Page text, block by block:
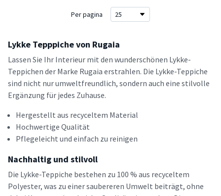
Per pagina
Lykke Tepppiche von Rugaia
Lassen Sie Ihr Interieur mit den wunderschönen Lykke-
Teppichen der Marke Rugaia erstrahlen. Die Lykke-Teppiche
sind nicht nur umweltfreundlich, sondern auch eine stilvolle
Ergänzung für jedes Zuhause.
Hergestellt aus recyceltem Material
Hochwertige Qualität
Pflegeleicht und einfach zu reinigen
Nachhaltig und stilvoll
Die Lykke-Teppiche bestehen zu 100 % aus recyceltem
Polyester, was zu einer saubereren Umwelt beiträgt, ohne